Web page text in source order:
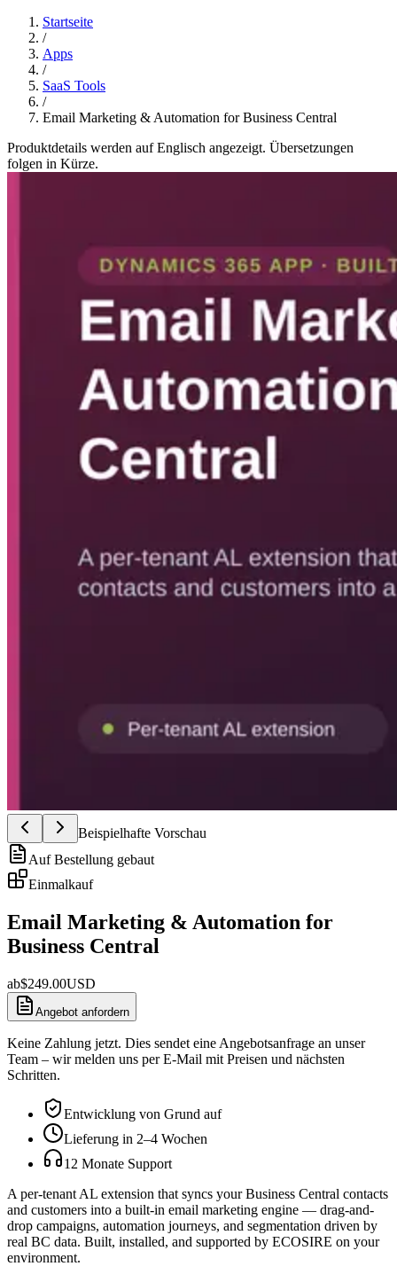
Startseite
/
Apps
/
SaaS Tools
/
Email Marketing & Automation for Business Central
Produktdetails werden auf Englisch angezeigt. Übersetzungen
folgen in Kürze.
Beispielhafte Vorschau
Auf Bestellung gebaut
Einmalkauf
Email Marketing & Automation for
Business Central
ab$249.00USD
Angebot anfordern
Keine Zahlung jetzt. Dies sendet eine Angebotsanfrage an unser
Team – wir melden uns per E-Mail mit Preisen und nächsten
Schritten.
Entwicklung von Grund auf
Lieferung in 2–4 Wochen
12 Monate Support
A per-tenant AL extension that syncs your Business Central contacts
and customers into a built-in email marketing engine — drag-and-
drop campaigns, automation journeys, and segmentation driven by
real BC data. Built, installed, and supported by ECOSIRE on your
environment.